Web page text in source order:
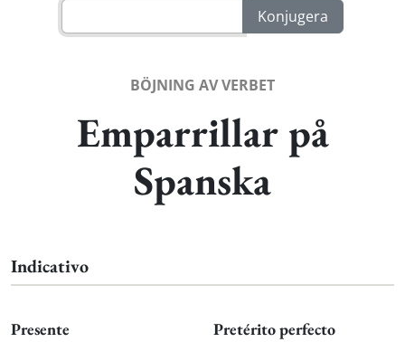
BÖJNING AV VERBET
Emparrillar på
Spanska
Indicativo
Presente Pretérito perfecto